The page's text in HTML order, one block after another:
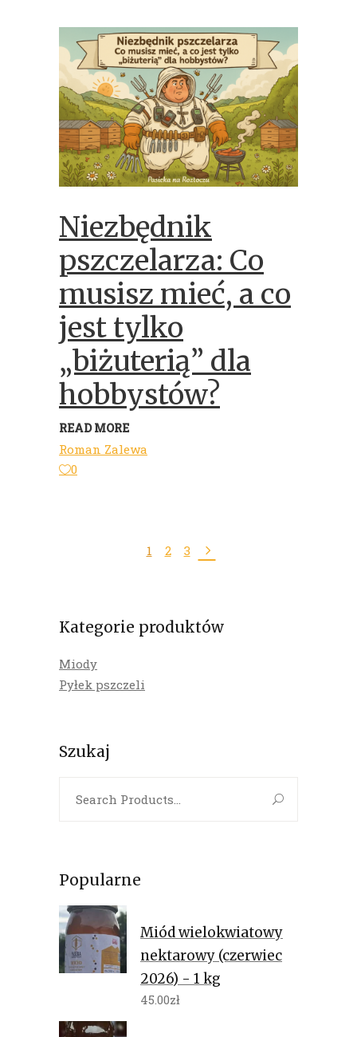
Niezbędnik
pszczelarza: Co
musisz mieć, a co
jest tylko
„biżuterią” dla
hobbystów?
READ MORE
Roman Zalewa
0
1 2 3
Kategorie produktów
Miody
Pyłek pszczeli
Szukaj
for:
Popularne
Miód wielokwiatowy
nektarowy (czerwiec
2026) - 1 kg
45.00zł